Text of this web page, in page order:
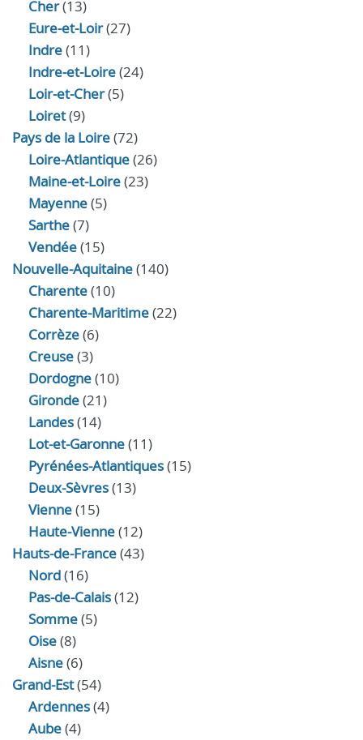
Cher(13)
Eure‑et‑Loir(27)
Indre(11)
Indre‑et‑Loire(24)
Loir‑et‑Cher(5)
Loiret(9)
Pays de la Loire(72)
Loire-Atlantique(26)
Maine-et-Loire(23)
Mayenne(5)
Sarthe(7)
Vendée(15)
Nouvelle-Aquitaine(140)
Charente(10)
Charente-Maritime(22)
Corrèze(6)
Creuse(3)
Dordogne(10)
Gironde(21)
Landes(14)
Lot-et-Garonne(11)
Pyrénées-Atlantiques(15)
Deux-Sèvres(13)
Vienne(15)
Haute-Vienne(12)
Hauts-de-France(43)
Nord(16)
Pas-de-Calais(12)
Somme(5)
Oise(8)
Aisne(6)
Grand-Est(54)
Ardennes(4)
Aube(4)